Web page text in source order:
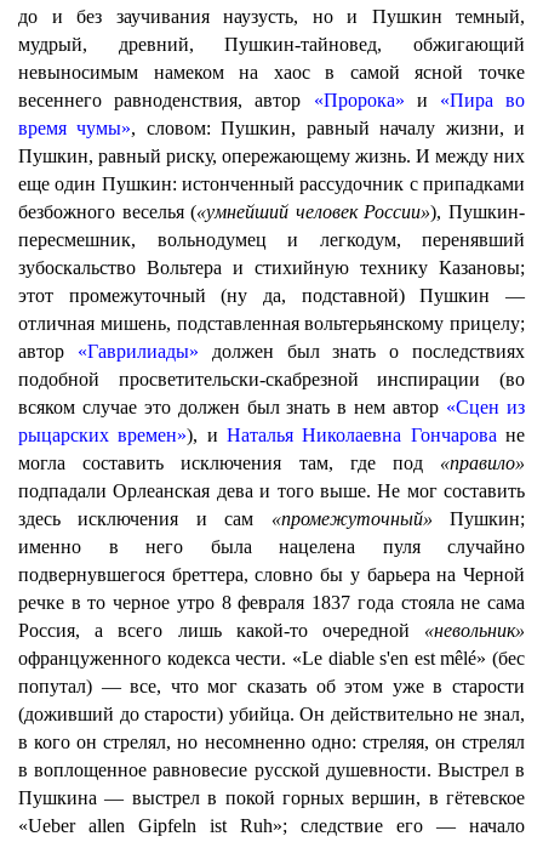
до и без заучивания наузусть, но и Пушкин темный,
мудрый, древний, Пушкин-тайновед, обжигающий
невыносимым намеком на хаос в самой ясной точке
весеннего равноденствия, автор «Пророка» и «Пира во
время чумы», словом: Пушкин, равный началу жизни, и
Пушкин, равный риску, опережающему жизнь. И между них
еще один Пушкин: истонченный рассудочник с припадками
безбожного веселья («умнейший человек России»), Пушкин-
пересмешник, вольнодумец и легкодум, перенявший
зубоскальство Вольтера и стихийную технику Казановы;
этот промежуточный (ну да, подставной) Пушкин —
отличная мишень, подставленная вольтерьянскому прицелу;
автор «Гаврилиады» должен был знать о последствиях
подобной просветительски-скабрезной инспирации (во
всяком случае это должен был знать в нем автор «Сцен из
рыцарских времен»), иНаталья Николаевна Гончарова не
могла составить исключения там, где под «правило»
подпадали Орлеанская дева и того выше. Не мог составить
здесь исключения и сам «промежуточный» Пушкин;
именно в него была нацелена пуля случайно
подвернувшегося бреттера, словно бы у барьера на Черной
речке в то черное утро 8 февраля 1837 года стояла не сама
Россия, а всего лишь какой-то очередной «невольник»
офранцуженного кодекса чести. «Le diable s'en est mêlé» (бес
попутал) — все, что мог сказать об этом уже в старости
(доживший до старости) убийца. Он действительно не знал,
в кого он стрелял, но несомненно одно: стреляя, он стрелял
в воплощенное равновесие русской душевности. Выстрел в
Пушкина — выстрел в покой горных вершин, в гётевское
«Ueber allen Gipfeln ist Ruh»; следствие его — начало